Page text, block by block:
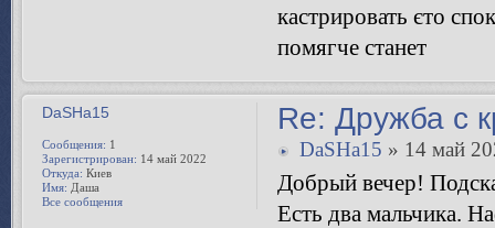
кастрировать єто
помягче станет
Re: Дружба с
DaSHa15 » 14 май
Добрый вечер!
Есть два мальчика.
DaSHa15
Сообщения: 1
Зарегистрирован: 14 май 2022
Откуда: Киев
Имя: Даша
Все сообщения